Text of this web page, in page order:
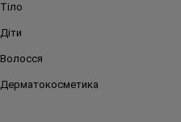
Тіло
Діти
Волосся
Дерматокосметика